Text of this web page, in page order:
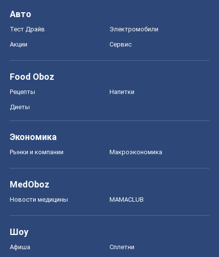
Авто
Тест Драйв Электромобили
Акции Сервис
Food Oboz
Рецепты Напитки
Диеты
Экономика
Рынки и компании Mакроэкономика
MedOboz
Новости медицины MAMACLUB
Шоу
Афиша Сплетни